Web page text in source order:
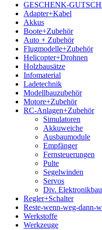
GESCHENK-
Adapter+Kabel
Akkus
Boote+Zubehör
Auto + Zubehör
Flugmodelle+Zubehör
Helicopter+Drohnen
Holzbausätze
Infomaterial
Ladetechnik
Modellbauzubehör
Motore+Zubehör
RC-Anlagen+Zubehör
Simulatoren
Akkuweiche
Ausbaumodule
Empfänger
Fernsteuerungen
Pulte
Segelwinden
Servos
Div.
Regler+Schalter
Reste-wenn-weg-dann-
Werkstoffe
Werkzeuge